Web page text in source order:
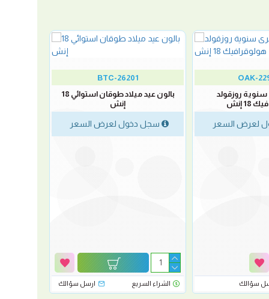
OAK-
سنوية روزقولد
إنش
لعرض السعر
سؤالك
BTC-26201
بالون عيد ميلاد طوقان استوائي 18
إنش
سجل دخول لعرض السعر
الشراء السريع ارسل سؤالك